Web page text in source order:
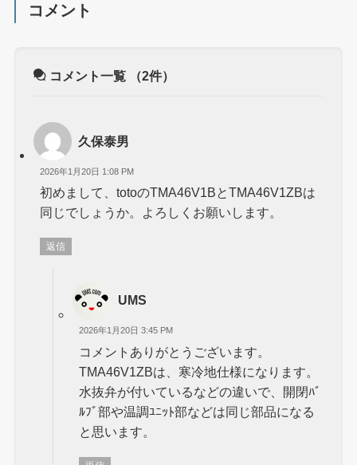
コメント
コメント一覧 （2件）
久保泰男
2026年1月20日 1:08 PM
初めまして、totoのTMA46V1BとTMA46V1ZBは
同じでしょうか。よろしくお願いします。
返信
UMS
2026年1月20日 3:45 PM
コメントありがとうございます。
TMA46V1ZBは、寒冷地仕様になります。
水抜弁が付いているなどの違いで、開閉ﾊﾞ
ﾙﾌﾞ部や温調ﾕﾆｯﾄ部などは同じ部品になる
と思います。